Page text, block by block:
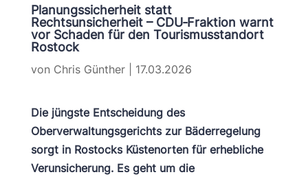
Planungssicherheit statt
Rechtsunsicherheit – CDU‑Fraktion warnt
vor Schaden für den Tourismusstandort
Rostock
von Chris Günther| 17.03.2026
Die jüngste Entscheidung des
Oberverwaltungsgerichts zur Bäderregelung
sorgt in Rostocks Küstenorten für erhebliche
Verunsicherung. Es geht um die